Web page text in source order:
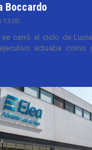
Boccardo
13:00
se cerró el ciclo de
actuaba como